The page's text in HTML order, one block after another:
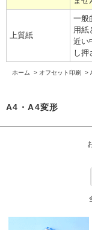
上質紙
一般
用紙
近い
し押
ホーム > オフセット印刷 >
A4・A4変形